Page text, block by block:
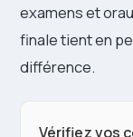
examens et
finale tient en
différence.
Vérifiez vos